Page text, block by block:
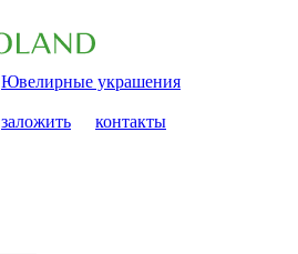
Ювелирные украшения
заложить контакты